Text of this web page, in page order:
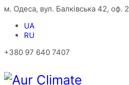
м. Одеса, вул. Балківська 42, оф. 2
UA
RU
+380 97 640 7407